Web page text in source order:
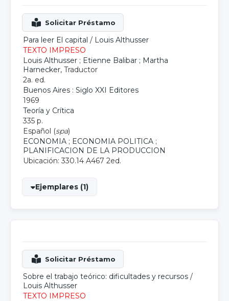
Para leer El capital / Louis Althusser
TEXTO IMPRESO
Louis Althusser ; Etienne Balibar ; Martha
Harnecker, Traductor
2a. ed.
Buenos Aires : Siglo XXI Editores
1969
Teoría y Crítica
335 p.
Español (spa)
ECONOMIA ; ECONOMIA POLITICA ;
PLANIFICACION DE LA PRODUCCION
Ubicación: 330.14 A467 2ed.
Ejemplares (1)
Sobre el trabajo teórico: dificultades y recursos /
Louis Althusser
TEXTO IMPRESO